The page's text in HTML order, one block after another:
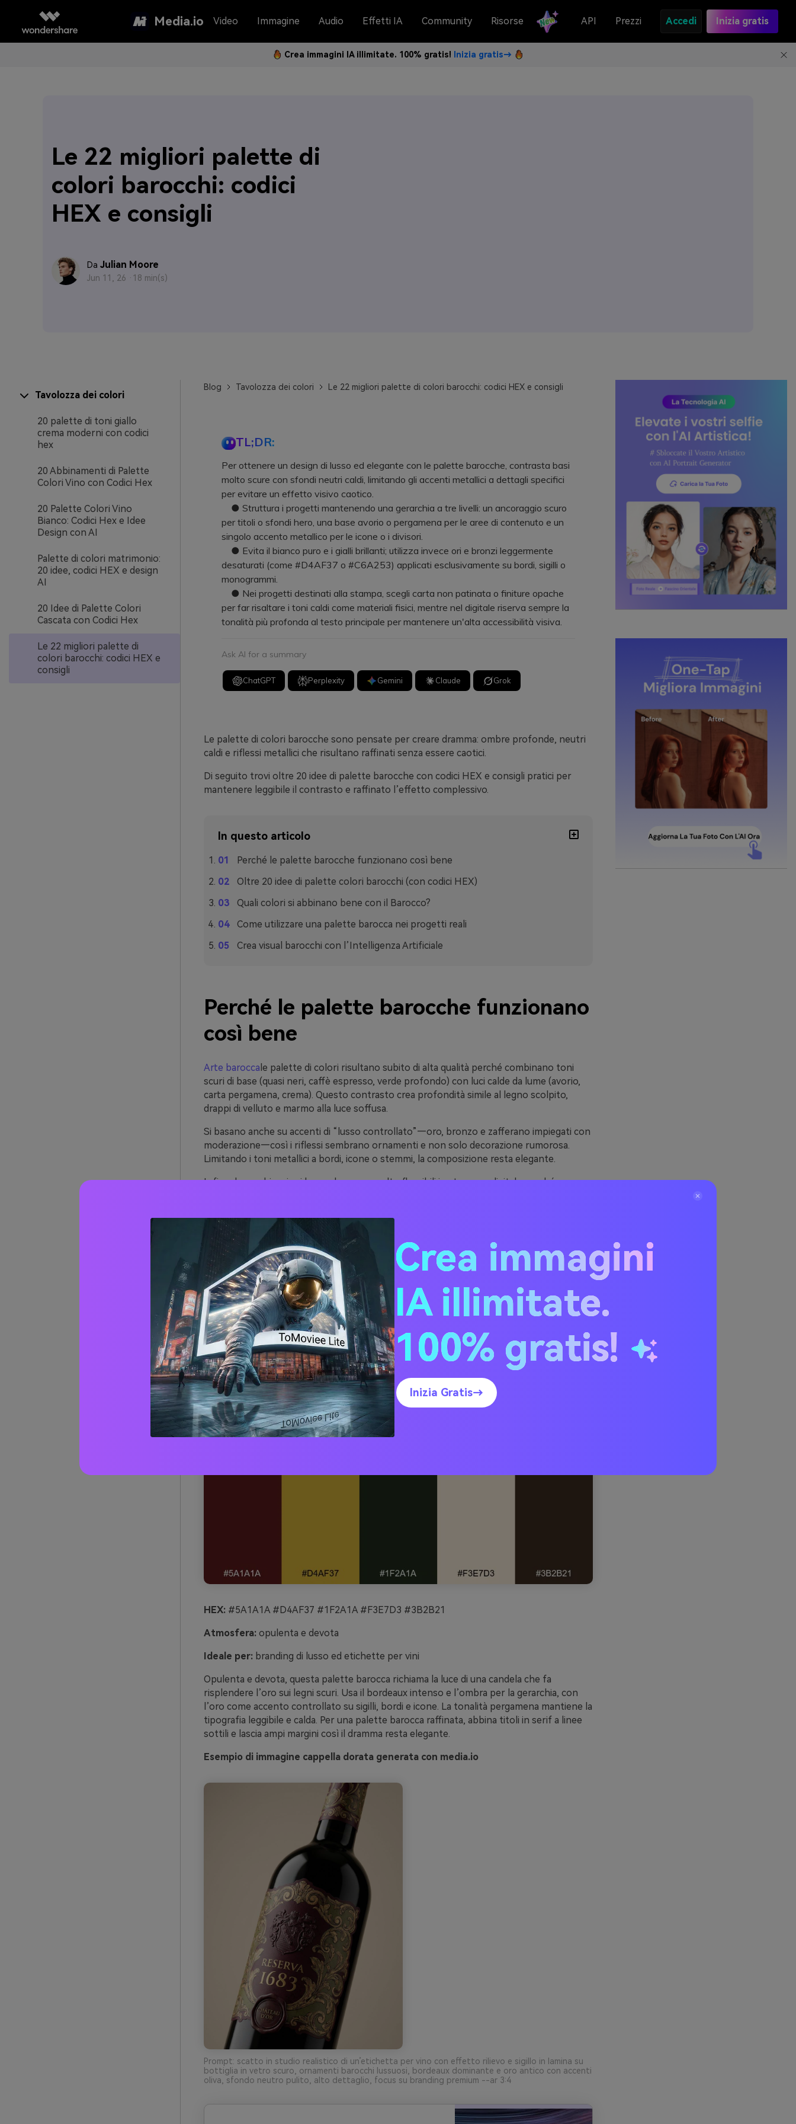
Media.io Video Immagine Audio Effetti IA Community Risorse API Prezzi Accedi Inizia gratis
Crea immagini IA illimitate. 100% gratis! Inizia gratis→
Le 22 migliori palette di
colori barocchi: codici
HEX e consigli
Da Julian Moore
Jun 11, 26 · 18 min(s)
Tavolozza dei colori
20 palette di toni giallo
crema moderni con codici
hex
20 Abbinamenti di Palette
Colori Vino con Codici Hex
20 Palette Colori Vino
Bianco: Codici Hex e Idee
Design con AI
Palette di colori matrimonio:
20 idee, codici HEX e design
AI
20 Idee di Palette Colori
Cascata con Codici Hex
Le 22 migliori palette di
colori barocchi: codici HEX e
consigli
Blog Tavolozza dei colori Le 22 migliori palette di colori barocchi: codici HEX e consigli
TL;DR:
Per ottenere un design di lusso ed elegante con le palette barocche, contrasta basi
molto scure con sfondi neutri caldi, limitando gli accenti metallici a dettagli specifici
per evitare un effetto visivo caotico.
● Struttura i progetti mantenendo una gerarchia a tre livelli: un ancoraggio scuro
per titoli o sfondi hero, una base avorio o pergamena per le aree di contenuto e un
singolo accento metallico per le icone o i divisori.
● Evita il bianco puro e i gialli brillanti; utilizza invece ori e bronzi leggermente
desaturati (come #D4AF37 o #C6A253) applicati esclusivamente su bordi, sigilli o
monogrammi.
● Nei progetti destinati alla stampa, scegli carta non patinata o finiture opache
per far risaltare i toni caldi come materiali fisici, mentre nel digitale riserva sempre la
tonalità più profonda al testo principale per mantenere un'alta accessibilità visiva.
Ask AI for a summary
ChatGPT Perplexity Gemini Claude Grok
Le palette di colori barocche sono pensate per creare dramma: ombre profonde, neutri
caldi e riflessi metallici che risultano raffinati senza essere caotici.
Di seguito trovi oltre 20 idee di palette barocche con codici HEX e consigli pratici per
mantenere leggibile il contrasto e raffinato l’effetto complessivo.
In questo articolo
Perché le palette barocche funzionano così bene
Oltre 20 idee di palette colori barocchi (con codici HEX)
Quali colori si abbinano bene con il Barocco?
Come utilizzare una palette barocca nei progetti reali
Crea visual barocchi con l’Intelligenza Artificiale
Perché le palette barocche funzionano
così bene
Arte barocca le palette di colori risultano subito di alta qualità perché combinano toni
scuri di base (quasi neri, caffè espresso, verde profondo) con luci calde da lume (avorio,
carta pergamena, crema). Questo contrasto crea profondità simile al legno scolpito,
drappi di velluto e marmo alla luce soffusa.
Si basano anche su accenti di “lusso controllato”—oro, bronzo e zafferano impiegati con
moderazione—così i riflessi sembrano ornamenti e non solo decorazione rumorosa.
Limitando i toni metallici a bordi, icone o stemmi, la composizione resta elegante.
Infine, le combinazioni barocche sono molto flessibili in stampa e digitale perché
Oltre 20 idee di palette colori
barocchi (con codici HEX)
1) Cappella Dorata
HEX:#5A1A1A #D4AF37 #1F2A1A #F3E7D3 #3B2B21
Atmosfera:opulenta e devota
Ideale per:branding di lusso ed etichette per vini
Opulenta e devota, questa palette barocca richiama la luce di una candela che fa
risplendere l’oro sui legni scuri. Usa il bordeaux intenso e l’ombra per la gerarchia, con
l’oro come accento controllato su sigilli, bordi e icone. La tonalità pergamena mantiene la
tipografia leggibile e calda. Per una palette barocca raffinata, abbina titoli in serif a linee
sottili e lascia ampi margini così il dramma resta elegante.
Esempio di immagine cappella dorata generata con media.io
Prompt: scatto in studio realistico di un’etichetta per vino con effetto rilievo e sigillo in lamina su
bottiglia in vetro scuro, ornamenti barocchi lussuosi, bordeaux dominante e oro antico con accenti
oliva, sfondo neutro pulito, alto dettaglio, focus su branding premium --ar 3:4
Crea immagini
IA illimitate.
100% gratis!
Inizia Gratis→